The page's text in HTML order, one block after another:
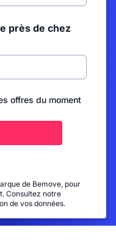
près de chez
offres du moment
de Bemove, pour
Consultez notre
de vos données.